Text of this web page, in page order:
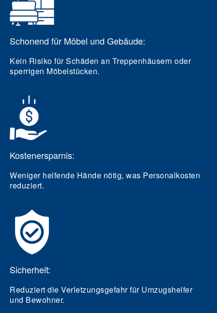
Schonend für Möbel und Gebäude:
Kein Risiko für Schäden an Treppenhäusern oder
sperrigen Möbelstücken.
Kostenersparnis:
Weniger helfende Hände nötig, was Personalkosten
reduziert.
Sicherheit:
Reduziert die Verletzungsgefahr für Umzugshelfer
und Bewohner.